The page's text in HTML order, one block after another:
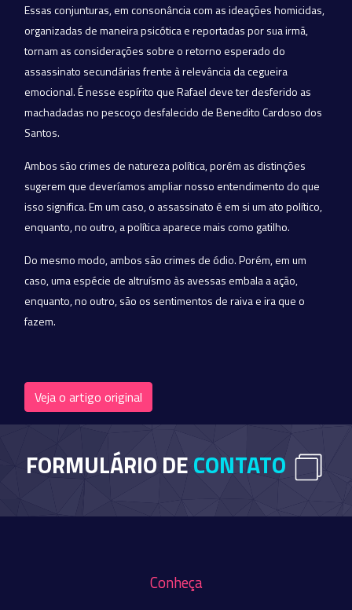
Essas conjunturas, em consonância com as ideações homicidas,
organizadas de maneira psicótica e reportadas por sua irmã,
tornam as considerações sobre o retorno esperado do
assassinato secundárias frente à relevância da cegueira
emocional. É nesse espírito que Rafael deve ter desferido as
machadadas no pescoço desfalecido de Benedito Cardoso dos
Santos.
Ambos são crimes de natureza política, porém as distinções
sugerem que deveríamos ampliar nosso entendimento do que
isso significa. Em um caso, o assassinato é em si um ato político,
enquanto, no outro, a política aparece mais como gatilho.
Do mesmo modo, ambos são crimes de ódio. Porém, em um
caso, uma espécie de altruísmo às avessas embala a ação,
enquanto, no outro, são os sentimentos de raiva e ira que o
fazem.
Veja o artigo original
FORMULÁRIO DECONTATO
Conheça